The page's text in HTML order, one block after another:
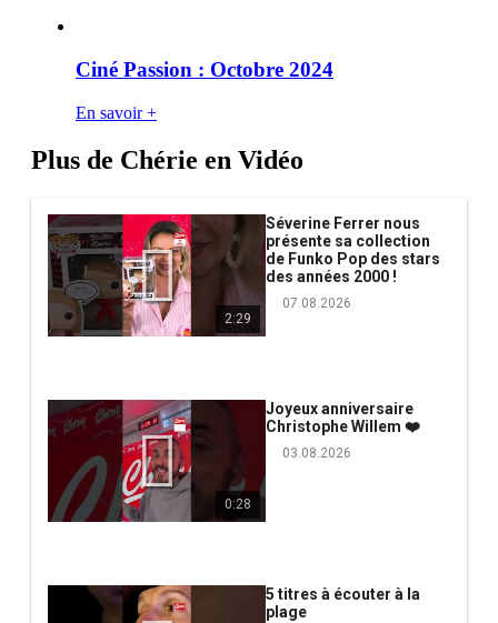
Ciné Passion : Octobre 2024
En savoir +
Plus de Chérie en Vidéo
2:29
Séverine Ferrer nous
présente sa collection
de Funko Pop des stars
des années 2000 !
07.08.2026
0:28
Joyeux anniversaire
Christophe Willem ❤️
03.08.2026
5 titres à écouter à la
plage